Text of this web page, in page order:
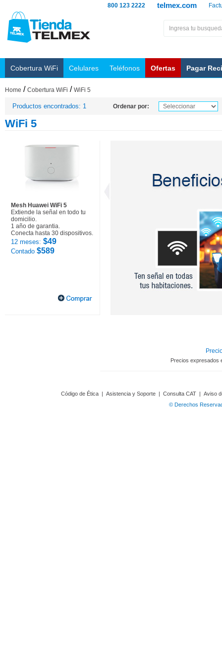
telmex.com
800 123 2222
Cobertura WiFi Celulares Teléfonos Ofertas Pagar
Home / Cobertura WiFi / WiFi 5
Productos encontrados: 1 Ordenar por:
WiFi 5
Mesh Huawei WiFi 5
Extiende la señal en todo tu
domicilio.
1 año de garantia.
Conecta hasta 30 dispositivos.
12 meses: $49
Contado $589
Precios expresados
Código de Ética | Asistencia y Soporte | Consulta CAT | Aviso
© Derechos